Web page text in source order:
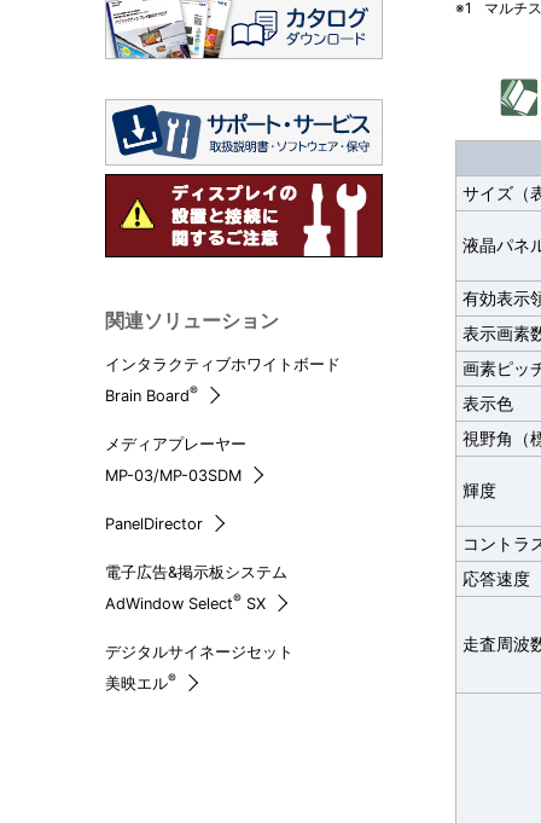
い
ま
す
。
ン
関連ソリューション
インタラクティブホワイトボード
Brain Board®
メディアプレーヤー
MP-03/MP-03SDM
PanelDirector
電子広告&掲示板システム
AdWindow Select® SX
デジタルサイネージセット
美映エル®
※1 マルチ
サイズ（
液晶パネ
有効表示
表示画素
画素ピッ
表示色
視野角（
輝度
コントラ
応答速度
走査周波